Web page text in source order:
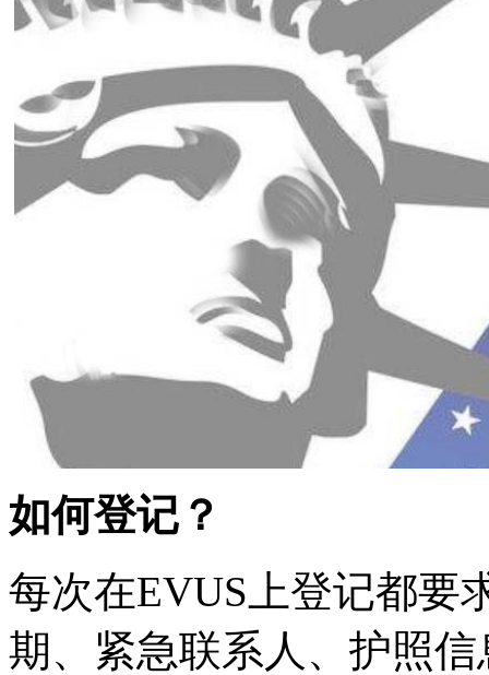
如何登记？
每次在EVUS上登记都要
期、紧急联系人、护照